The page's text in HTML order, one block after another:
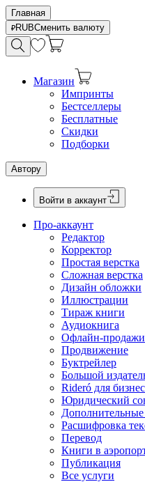
Главная
RUBСменить валюту
Магазин
Импринты
Бестселлеры
Бесплатные
Скидки
Подборки
Автору
Войти в аккаунт
Про-аккаунт
Редактор
Корректор
Простая верстка
Сложная верстка
Дизайн обложки
Иллюстрации
Тираж книги
Аудиокнига
Офлайн-продажи
Продвижение
Буктрейлер
Большой
Rideró для
Юридический
Дополнительные
Расшифровка
Перевод
Книги в
Публикация
Все услуги